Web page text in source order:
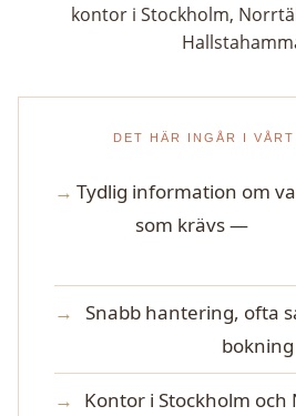
kontor i Stockholm,
DET HÄR INGÅR I VÅRT
Tydlig information om
som krävs —
Snabb hantering, ofta
bokning
Kontor i Stockholm